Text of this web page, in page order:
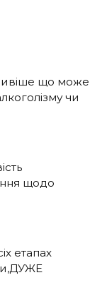
що може
чи
щодо
етапах